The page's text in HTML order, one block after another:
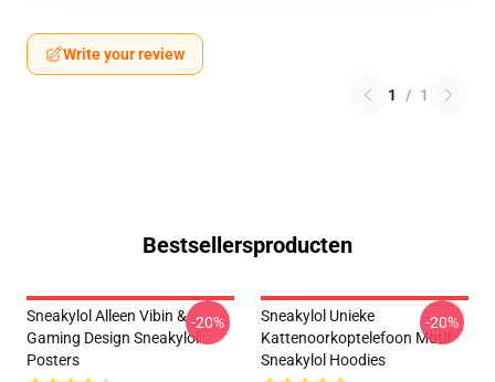
Write your review
1 / 1
Bestsellersproducten
Sneakylol Alleen Vibin &
Gaming Design Sneakylol
Posters
-20%
Sneakylol Unieke
Kattenoorkoptelefoon Motif
Sneakylol Hoodies
-20%